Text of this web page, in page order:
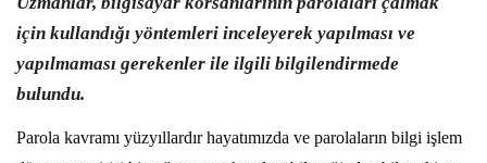
için kullandığı yöntemleri inceleyerek yapılması ve
yapılmaması gerekenler ile ilgili bilgilendirmede
bulundu.
Parola kavramı yüzyıllardır hayatımızda ve parolaların bilgi işlem